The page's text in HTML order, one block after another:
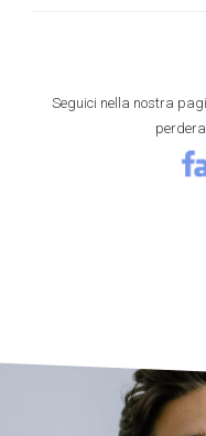
Seguici nella nostra